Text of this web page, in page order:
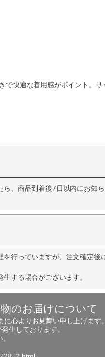
快適な着用感がポイント。サ
、商品到着後7日以内にお知
行っていますが、注文確定後
する場合がございます。
のお届けについて
心よりお見舞い申し上げます。
生しております。